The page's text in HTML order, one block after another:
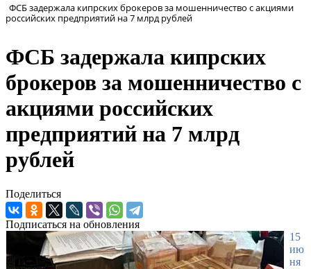
ФСБ задержала кипрских брокеров за мошенничество с акциями
российских предприятий на 7 млрд рублей
ФСБ задержала кипрских
брокеров за мошенничество с
акциями российских
предприятий на 7 млрд
рублей
Поделиться
Подписаться на обновления
15
ию
ня